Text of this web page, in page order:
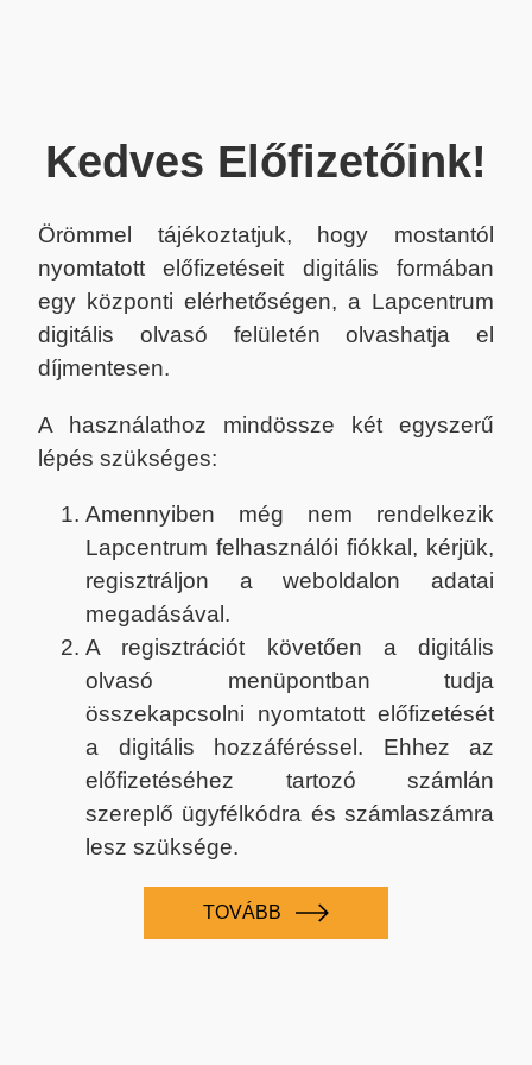
Kedves Előfizetőink!
Örömmel tájékoztatjuk, hogy mostantól
nyomtatott előfizetéseit digitális formában
egy központi elérhetőségen, a Lapcentrum
digitális olvasó felületén olvashatja el
díjmentesen.
A használathoz mindössze két egyszerű
lépés szükséges:
Amennyiben még nem rendelkezik
Lapcentrum felhasználói fiókkal, kérjük,
regisztráljon a weboldalon adatai
megadásával.
A regisztrációt követően a digitális
olvasó menüpontban tudja
összekapcsolni nyomtatott előfizetését
a digitális hozzáféréssel. Ehhez az
előfizetéséhez tartozó számlán
szereplő ügyfélkódra és számlaszámra
lesz szüksége.
TOVÁBB